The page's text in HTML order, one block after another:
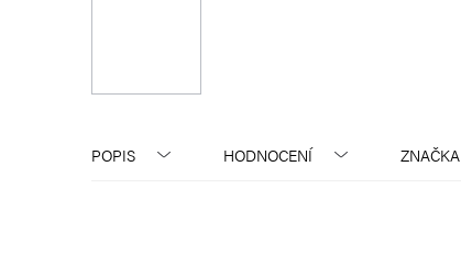
POPIS HODNOCENÍ ZNAČKA